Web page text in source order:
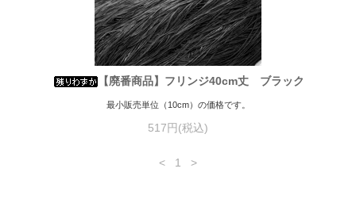
【廃番商品】フリンジ40cm丈 ブラック
最小販売単位（10cm）の価格です。
517円(税込)
< 1 >